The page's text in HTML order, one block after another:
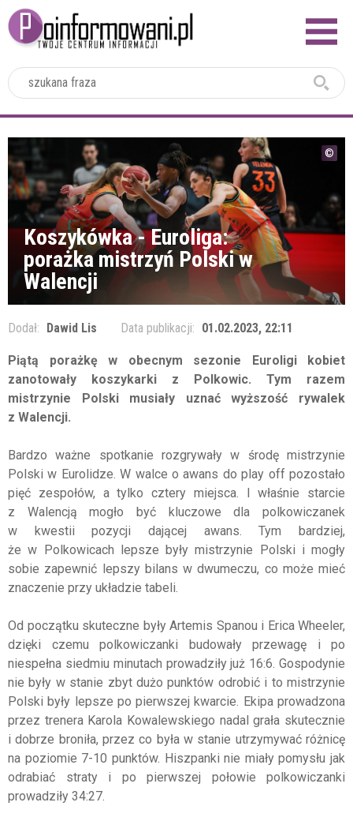
Koszykówka - Euroliga:
porażka mistrzyń Polski w
Walencji
Dodał: Dawid Lis Data publikacji: 01.02.2023, 22:11
Piątą porażkę w obecnym sezonie Euroligi kobiet
zanotowały koszykarki z Polkowic. Tym razem
mistrzynie Polski musiały uznać wyższość rywalek
z Walencji.
Bardzo ważne spotkanie rozgrywały w środę mistrzynie
Polski w Eurolidze. W walce o awans do play off pozostało
pięć zespołów, a tylko cztery miejsca. I właśnie starcie
z Walencją mogło być kluczowe dla polkowiczanek
w kwestii pozycji dającej awans. Tym bardziej,
że w Polkowicach lepsze były mistrzynie Polski i mogły
sobie zapewnić lepszy bilans w dwumeczu, co może mieć
znaczenie przy układzie tabeli.
Od początku skuteczne były Artemis Spanou i Erica Wheeler,
dzięki czemu polkowiczanki budowały przewagę i po
niespełna siedmiu minutach prowadziły już 16:6. Gospodynie
nie były w stanie zbyt dużo punktów odrobić i to mistrzynie
Polski były lepsze po pierwszej kwarcie. Ekipa prowadzona
przez trenera Karola Kowalewskiego nadal grała skutecznie
i dobrze broniła, przez co była w stanie utrzymywać różnicę
na poziomie 7-10 punktów. Hiszpanki nie miały pomysłu jak
odrabiać straty i po pierwszej połowie polkowiczanki
prowadziły 34:27.